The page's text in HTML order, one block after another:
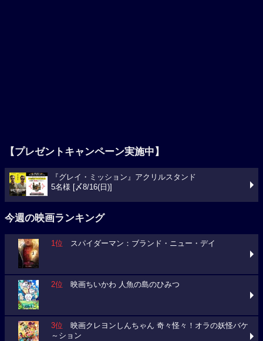
【プレゼントキャンペーン実施中】
『グレイ・ミッション』アクリルスタンド
5名様 [〆8/16(日)]
今週の映画ランキング
1位 スパイダーマン：ブランド・ニュー・デイ
2位 映画ちいかわ 人魚の島のひみつ
3位 映画クレヨンしんちゃん 奇々怪々！オラの妖怪バケ
～ション